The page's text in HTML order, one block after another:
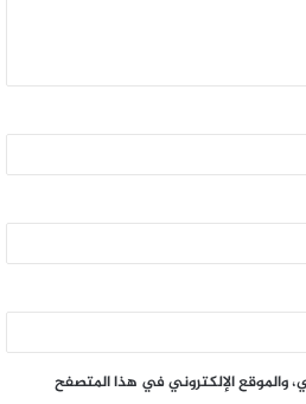
والموقع الإلكتروني في هذا المتصفح